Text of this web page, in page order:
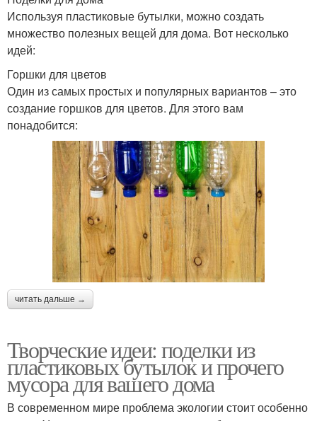
Используя пластиковые бутылки, можно создать
множество полезных вещей для дома. Вот несколько
идей:
Горшки для цветов
Один из самых простых и популярных вариантов – это
создание горшков для цветов. Для этого вам
понадобится:
читать дальше →
Творческие идеи: поделки из
пластиковых бутылок и прочего
мусора для вашего дома
В современном мире проблема экологии стоит особенно